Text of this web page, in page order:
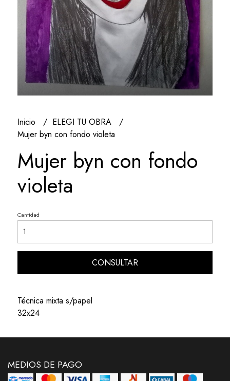
Inicio
ELEGI TU OBRA
Mujer byn con fondo violeta
Mujer byn con fondo
violeta
Cantidad
CONSULTAR
Técnica mixta s/papel
32x24
MEDIOS DE PAGO